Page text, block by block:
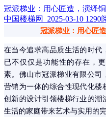
冠派梯业：用心匠造，演绎
中国楼梯网 2025-03-10 1290
冠派梯业：用心匠
在当今追求高品质生活的时代
已不仅仅是功能性的存在，
素。佛山市冠派梯业有限公司
营销为一体的综合性现代化楼
创新的设计引领楼梯行业的
生活的家庭带来艺术与实用的完